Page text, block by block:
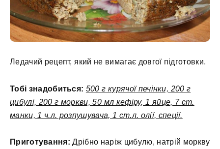
Ледачий рецепт, який не вимагає довгої підготовки.
Тобі знадобиться: 500 г курячої печінки, 200 г
цибулі, 200 г моркви, 50 мл кефіру, 1 яйце, 7 ст.
манки, 1 ч.л. розпушувача, 1 ст.л. олії, спеції.
Приготування: Дрібно наріж цибулю, натрій моркву